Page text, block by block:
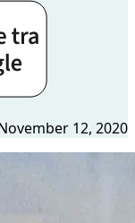
12, 2020